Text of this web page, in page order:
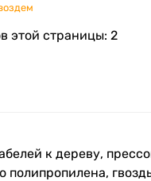
этой страницы:2
к дереву,